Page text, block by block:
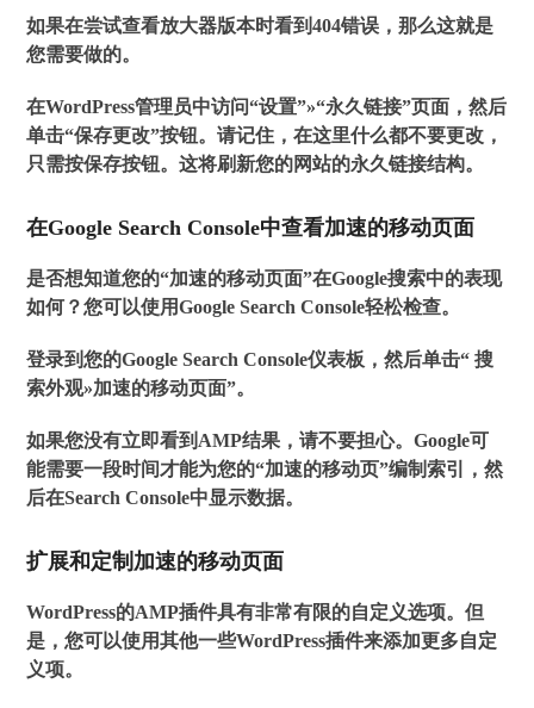
如果在尝试查看放大器版本时看到404错误，那么这就是
您需要做的。
在WordPress管理员中访问“设置”»“永久链接”页面，然后
单击“保存更改”按钮。请记住，在这里什么都不要更改，
只需按保存按钮。这将刷新您的网站的永久链接结构。
在Google Search Console中查看加速的移动页面
是否想知道您的“加速的移动页面”在Google搜索中的表现
如何？您可以使用Google Search Console轻松检查。
登录到您的Google Search Console仪表板，然后单击“搜
索外观»加速的移动页面”。
如果您没有立即看到AMP结果，请不要担心。Google可
能需要一段时间才能为您的“加速的移动页”编制索引，然
后在Search Console中显示数据。
扩展和定制加速的移动页面
WordPress的AMP插件具有非常有限的自定义选项。但
是，您可以使用其他一些WordPress插件来添加更多自定
义项。